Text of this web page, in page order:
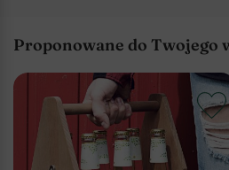
Proponowane do Twojego